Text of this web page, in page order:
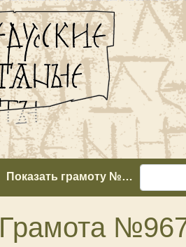
Показать грамоту №…
Грамота